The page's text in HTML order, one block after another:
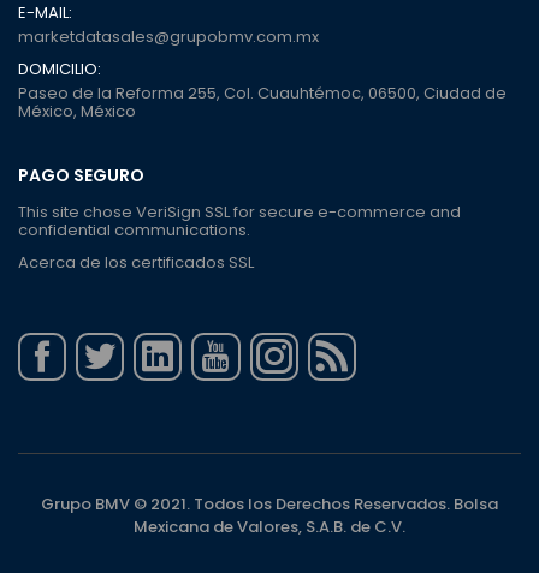
E-MAIL:
marketdatasales@grupobmv.com.mx
DOMICILIO:
Paseo de la Reforma 255, Col. Cuauhtémoc, 06500, Ciudad de
México, México
PAGO SEGURO
This site chose VeriSign SSL for secure e-commerce and
confidential communications.
Acerca de los certificados SSL
Grupo BMV © 2021. Todos los Derechos Reservados. Bolsa
Mexicana de Valores, S.A.B. de C.V.